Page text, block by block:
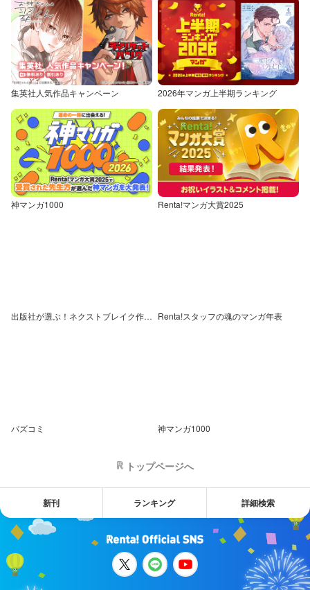
集英社人気作品キャンペーン 2026年マンガ上半期ランキング
神マンガ1000 Renta!マンガ大賞2025
出版社が選ぶ！ネクストブレイク作品特集 Renta!スタッフの魂のマンガ年表
バズコミ 神マンガ1000
トップページへ
新刊 ランキング 詳細検索